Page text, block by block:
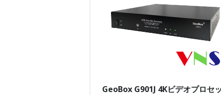
GeoBox G901J 4Kビデオプロセ